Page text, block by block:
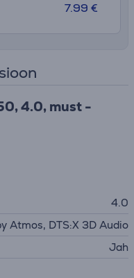
7.99 €
4.0, must -
4.0
Atmos, DTS:X 3D Audio
Jah